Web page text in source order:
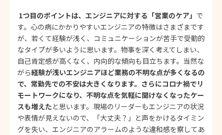
1つ目のポイントは、エンジニアに対する「営業のケア」 で
す。心の病にかかりやすいエンジニアの特徴はさまざまです
が、若くて経験が浅く、コミュニケーションが苦手で受動的
なタイプが多いように思います。物事を深く考えてしまい、
自己肯定感が高くなく、内向的な傾向も目立ちます。当然な
がら経験が浅いエンジニアほど業務の不明な点が多くなるの
で、常勤先での不安は大きくなります。さらにコロナ禍でリ
モートワークになり、不明な点を気軽に聞けなくなったケー
スも増えた と思います。現場のリーダーもエンジニアの状況
や表情が見えないので、「大丈夫？」と声をかけるタイミン
グを失い、エンジニアのアラームのような違和感を察してあ